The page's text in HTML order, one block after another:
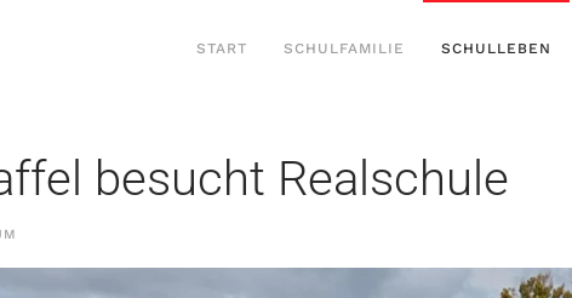
START SCHULFAMILIE SCHULLEBEN
besucht Realschule